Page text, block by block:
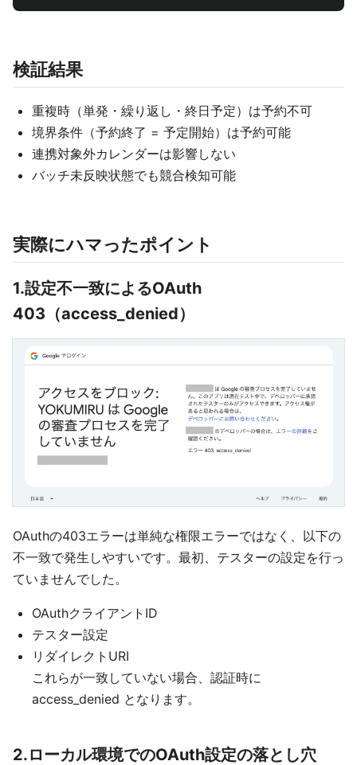
検証結果
重複時（単発・繰り返し・終日予定）は予約不可
境界条件（予約終了 = 予定開始）は予約可能
連携対象外カレンダーは影響しない
バッチ未反映状態でも競合検知可能
実際にハマったポイント
1.設定不一致によるOAuth
403（access_denied）
OAuthの403エラーは単純な権限エラーではなく、以下の
不一致で発生しやすいです。最初、テスターの設定を行っ
ていませんでした。
OAuthクライアントID
テスター設定
リダイレクトURI
これらが一致していない場合、認証時に
access_denied となります。
2.ローカル環境でのOAuth設定の落とし穴